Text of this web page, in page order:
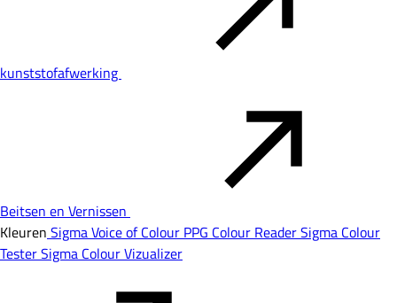
kunststofafwerking
Beitsen en Vernissen
Kleuren Sigma Voice of Colour PPG Colour ReaderSigma Colour
TesterSigma Colour Vizualizer